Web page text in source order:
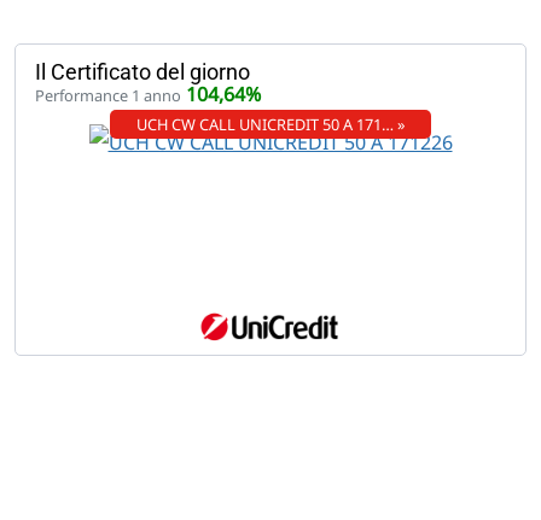
Il Certificato del giorno
Performance 1 anno 104,64%
UCH CW CALL UNICREDIT 50 A 171… »